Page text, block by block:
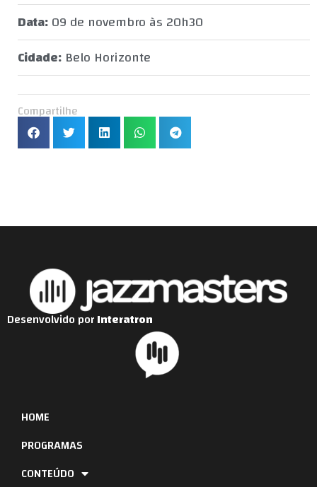
Data:09 de novembro às 20h30
Cidade: Belo Horizonte
Compartilhe
HOME
PROGRAMAS
CONTEÚDO
Desenvolvido porInteratron